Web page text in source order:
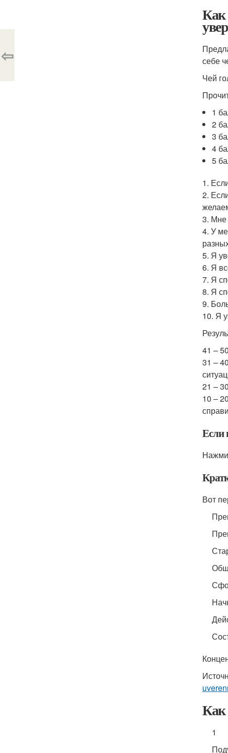
Как
себе
Чей
1
2
3
4
5
1.
2.
3. Мне
4. У
5. Я
6. Я
7. Я
8. Я
9.
10. Я
41 –
31 –
21 –
10 –
Если
Вот
Как
1
⇦